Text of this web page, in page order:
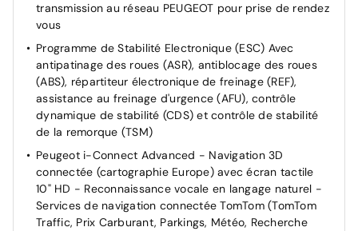
Sécurité enfants des vitres AR
Trappe de recharge électrique rétroéclairée avec
indicateur d'état de charge
Verrouillage automatique de tous les ouvrants en
roulant
VisioPark 1 Caméra de recul Haute Définition 180° avec
restitution sur l'écran tactile d’une vue AR et d'une vue
de dessus de l'environnement AR du véhicule
ABS
Contrôle de traction
ESP
transmission au réseau PEUGEOT pour prise de rendez
vous
Programme de Stabilité Electronique (ESC) Avec
antipatinage des roues (ASR), antiblocage des roues
(ABS), répartiteur électronique de freinage (REF),
assistance au freinage d'urgence (AFU), contrôle
dynamique de stabilité (CDS) et contrôle de stabilité
de la remorque (TSM)
Peugeot i-Connect Advanced - Navigation 3D
connectée (cartographie Europe) avec écran tactile
10" HD - Reconnaissance vocale en langage naturel -
Services de navigation connectée TomTom (TomTom
Traffic, Prix Carburant, Parkings, Météo, Recherche